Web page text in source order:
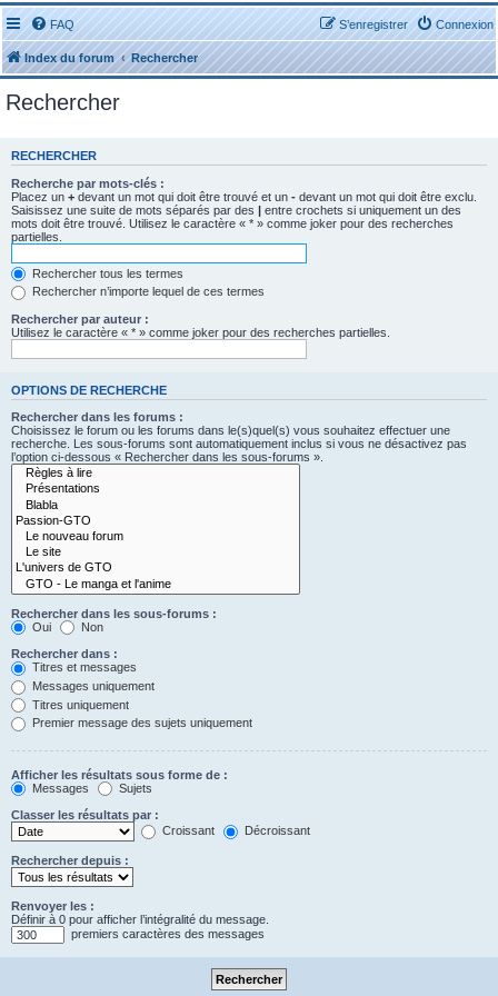
FAQ Connexion
S’enregistrer
Index du forum Rechercher
Rechercher
RECHERCHER
Recherche par mots-clés :
Placez un + devant un mot qui doit être trouvé et un - devant un mot qui doit être exclu.
Saisissez une suite de mots séparés par des | entre crochets si uniquement un des
mots doit être trouvé. Utilisez le caractère « * » comme joker pour des recherches
partielles.
Rechercher tous les termes
Rechercher n’importe lequel de ces termes
Rechercher par auteur :
Utilisez le caractère « * » comme joker pour des recherches partielles.
OPTIONS DE RECHERCHE
Rechercher dans les forums :
Choisissez le forum ou les forums dans le(s)quel(s) vous souhaitez effectuer une
recherche. Les sous-forums sont automatiquement inclus si vous ne désactivez pas
l’option ci-dessous « Rechercher dans les sous-forums ».
Rechercher dans les sous-forums :
Oui
Non
Rechercher dans :
Titres et messages
Messages uniquement
Titres uniquement
Premier message des sujets uniquement
Afficher les résultats sous forme de :
Messages
Sujets
Classer les résultats par :
Croissant
Décroissant
Rechercher depuis :
Renvoyer les :
Définir à 0 pour afficher l’intégralité du message.
premiers caractères des messages